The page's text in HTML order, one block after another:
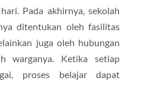
Pada akhirnya, sekolah
ditentukan oleh fasilitas
juga oleh hubungan
warganya. Ketika setiap
proses belajar dapat